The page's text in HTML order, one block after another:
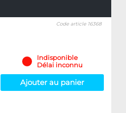
Code article 16368
Indisponible
Délai inconnu
Ajouter au panier